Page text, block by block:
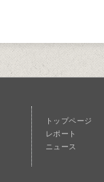
トップページ
レポート
ニュース